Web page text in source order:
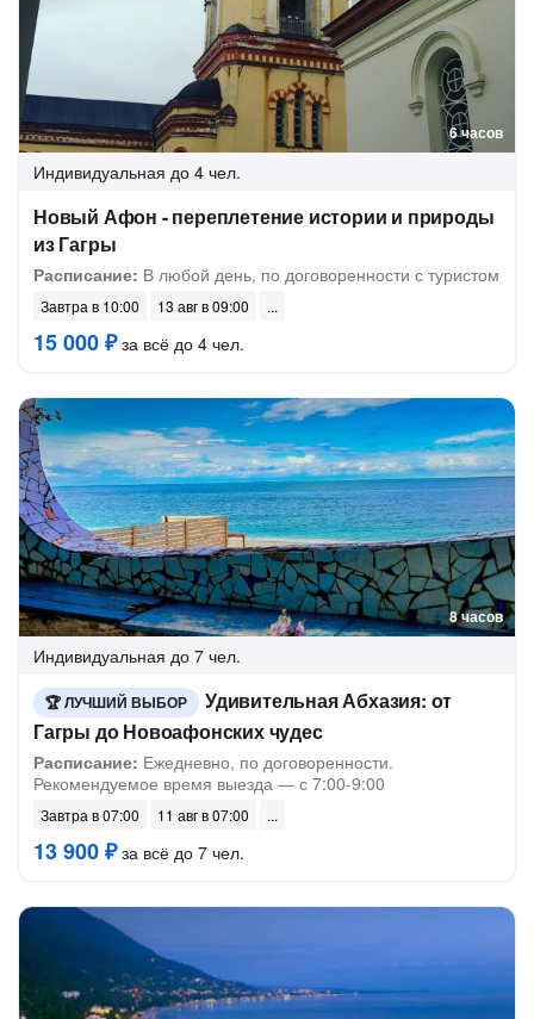
6 часов
Индивидуальная до 4 чел.
Новый Афон - переплетение истории и природы
из Гагры
Расписание: В любой день, по договоренности с туристом
Завтра в 10:00 13 авг в 09:00
15 000 ₽за всё до 4 чел.
8 часов
Индивидуальная до 7 чел.
ЛУЧШИЙ ВЫБОР
Удивительная Абхазия: от
Гагры до Новоафонских чудес
Расписание: Ежедневно, по договоренности.
Рекомендуемое время выезда — с 7:00-9:00
Завтра в 07:00 11 авг в 07:00
13 900 ₽за всё до 7 чел.